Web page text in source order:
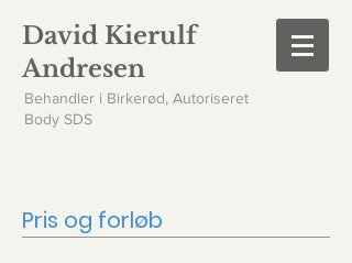
David Kierulf
Andresen
Behandler i Birkerød, Autoriseret
Body SDS
Pris og forløb